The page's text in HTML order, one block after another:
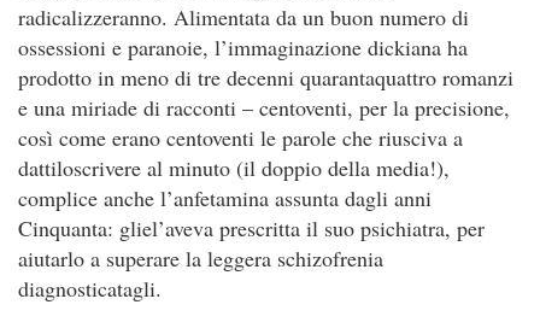
radicalizzeranno. Alimentata da un buon numero di
ossessioni e paranoie, l’immaginazione dickiana ha
prodotto in meno di tre decenni quarantaquattro romanzi
e una miriade di racconti – centoventi, per la precisione,
così come erano centoventi le parole che riusciva a
dattiloscrivere al minuto (il doppio della media!),
complice anche l’anfetamina assunta dagli anni
Cinquanta: gliel’aveva prescritta il suo psichiatra, per
aiutarlo a superare la leggera schizofrenia
diagnosticatagli.